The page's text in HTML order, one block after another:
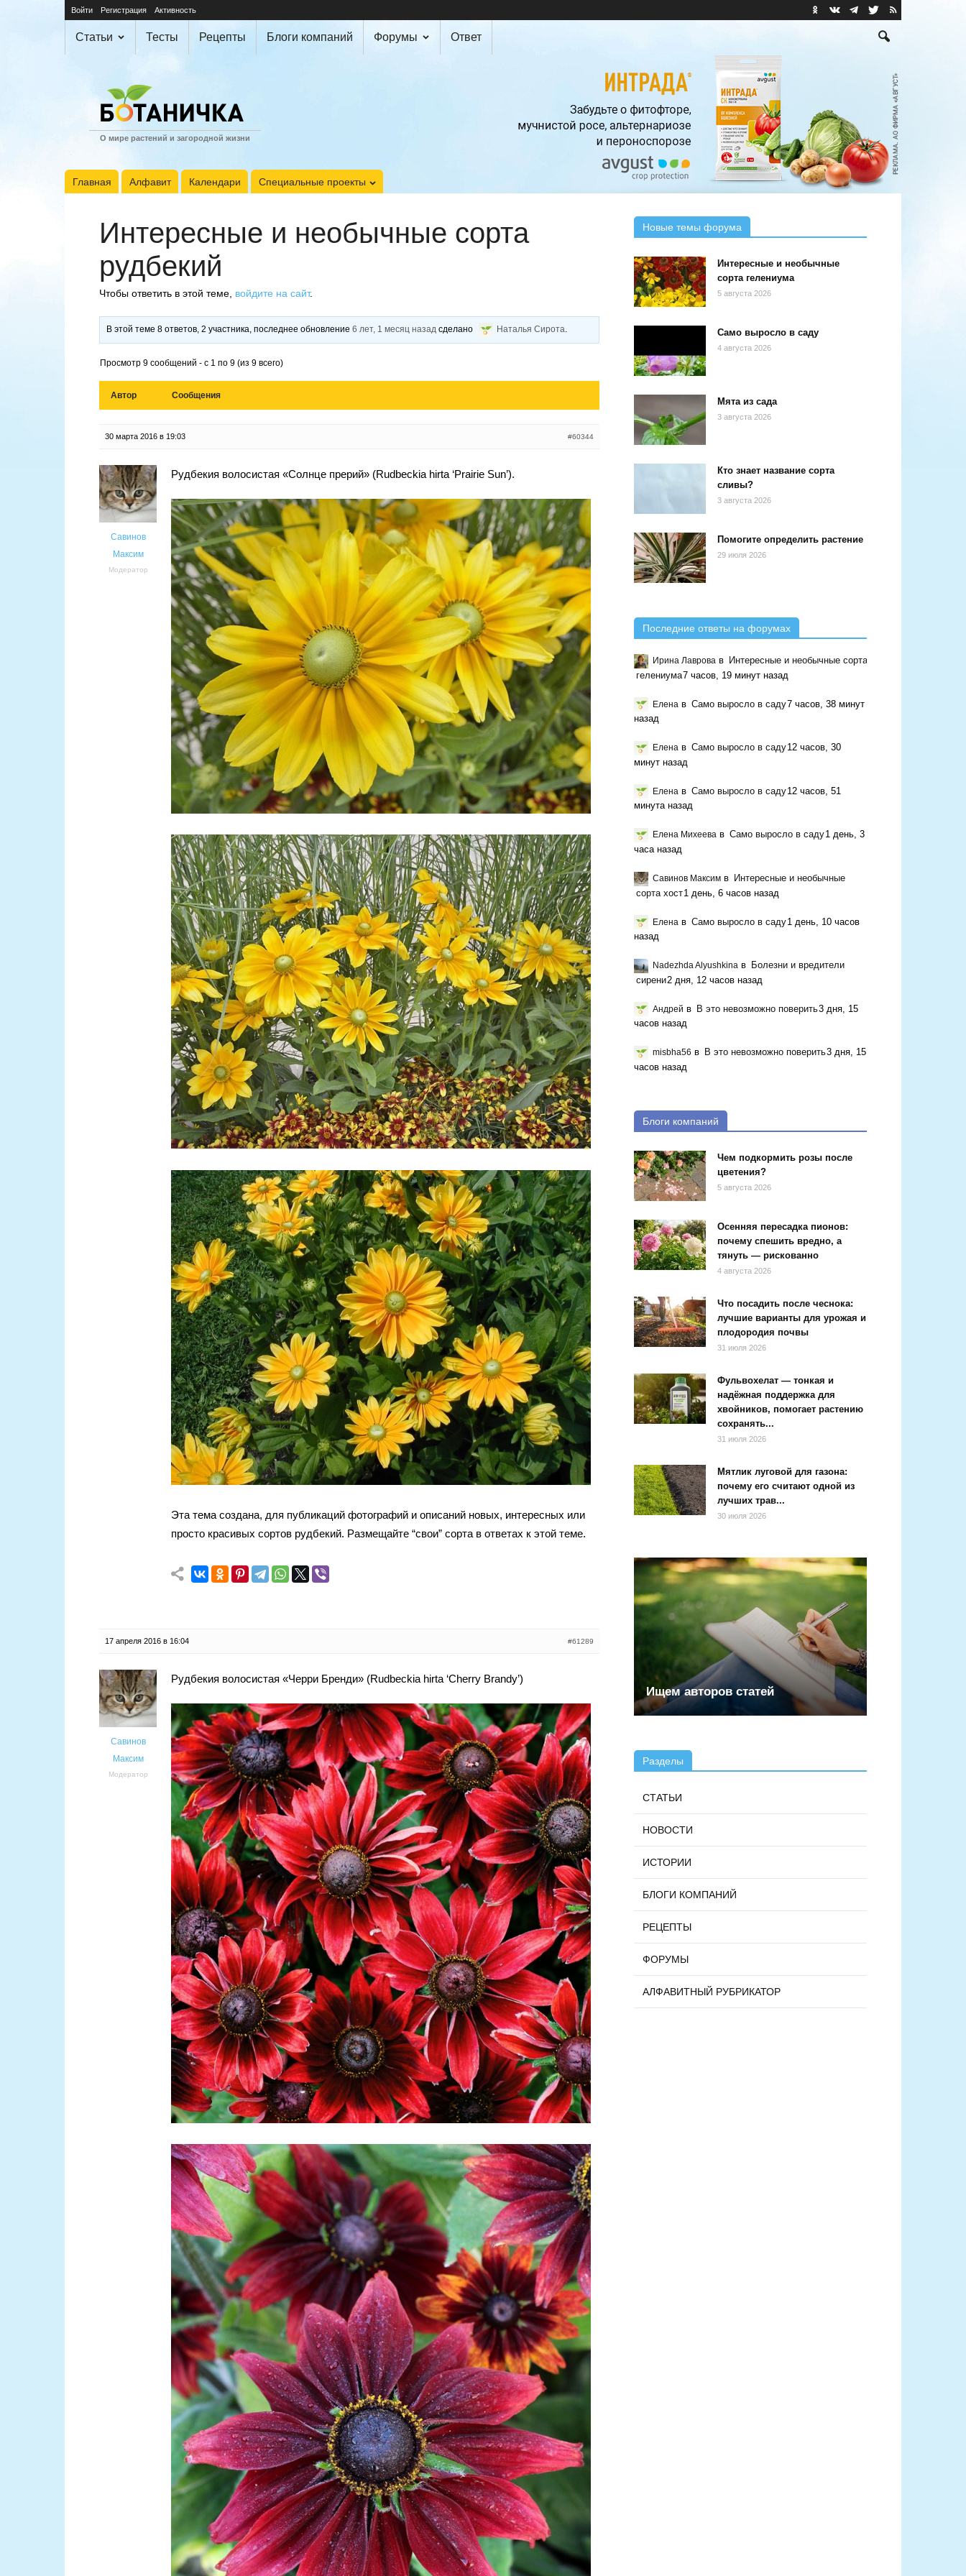
Войти Регистрация Активность
Статьи Тесты Рецепты Блоги компаний Форумы Ответ
О мире растений и загородной жизни
Главная Алфавит Календари Специальные проекты
Интересные и необычные сорта
рудбекий
Чтобы ответить в этой теме, войдите на сайт.
В этой теме 8 ответов, 2 участника, последнее обновление6 лет, 1 месяц назад сделано Наталья Сирота.
Просмотр 9 сообщений - с 1 по 9 (из 9 всего)
Автор Сообщения
30 марта 2016 в 19:03 #60344
Савинов
Максим
Модератор
Рудбекия волосистая «Солнце прерий» (Rudbeckia hirta ‘Prairie Sun’).
Эта тема создана, для публикаций фотографий и описаний новых, интересных или
просто красивых сортов рудбекий. Размещайте “свои” сорта в ответах к этой теме.
17 апреля 2016 в 16:04 #61289
Савинов
Максим
Модератор
Рудбекия волосистая «Черри Бренди» (Rudbeckia hirta ‘Cherry Brandy’)
Новые темы форума
Интересные и необычные
сорта гелениума
5 августа 2026
Само выросло в саду
4 августа 2026
Мята из сада
3 августа 2026
Кто знает название сорта
сливы?
3 августа 2026
Помогите определить растение
29 июля 2026
Последние ответы на форумах
Ирина Лаврова в Интересные и необычные сорта
гелениума7 часов, 19 минут назад
Елена в Само выросло в саду7 часов, 38 минут
назад
Елена в Само выросло в саду12 часов, 30
минут назад
Елена в Само выросло в саду12 часов, 51
минута назад
Елена Михеева в Само выросло в саду1 день, 3
часа назад
Савинов Максим в Интересные и необычные
сорта хост1 день, 6 часов назад
Елена в Само выросло в саду1 день, 10 часов
назад
Nadezhda Alyushkina в Болезни и вредители
сирени2 дня, 12 часов назад
Андрей в В это невозможно поверить3 дня, 15
часов назад
misbha56 в В это невозможно поверить3 дня, 15
часов назад
Блоги компаний
Чем подкормить розы после
цветения?
5 августа 2026
Осенняя пересадка пионов:
почему спешить вредно, а
тянуть — рискованно
4 августа 2026
Что посадить после чеснока:
лучшие варианты для урожая и
плодородия почвы
31 июля 2026
Фульвохелат — тонкая и
надёжная поддержка для
хвойников, помогает растению
сохранять...
31 июля 2026
Мятлик луговой для газона:
почему его считают одной из
лучших трав...
30 июля 2026
Ищем авторов статей
Разделы
СТАТЬИ
НОВОСТИ
ИСТОРИИ
БЛОГИ КОМПАНИЙ
РЕЦЕПТЫ
ФОРУМЫ
АЛФАВИТНЫЙ РУБРИКАТОР